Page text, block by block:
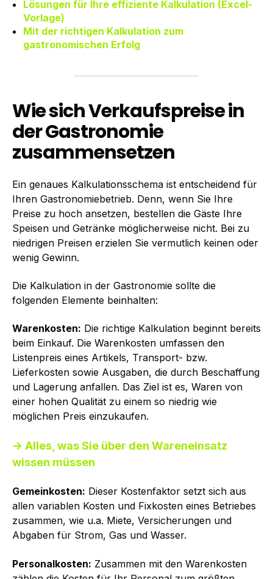
Lösungen für Ihre effiziente Kalkulation (Excel-
Vorlage)
Mit der richtigen Kalkulation zum
gastronomischen Erfolg
Wie sich Verkaufspreise in
der Gastronomie
zusammensetzen
Ein genaues Kalkulationsschema ist entscheidend für
Ihren Gastronomiebetrieb. Denn, wenn Sie Ihre
Preise zu hoch ansetzen, bestellen die Gäste Ihre
Speisen und Getränke möglicherweise nicht. Bei zu
niedrigen Preisen erzielen Sie vermutlich keinen oder
wenig Gewinn.
Die Kalkulation in der Gastronomie sollte die
folgenden Elemente beinhalten:
Warenkosten: Die richtige Kalkulation beginnt bereits
beim Einkauf. Die Warenkosten umfassen den
Listenpreis eines Artikels, Transport- bzw.
Lieferkosten sowie Ausgaben, die durch Beschaffung
und Lagerung anfallen. Das Ziel ist es, Waren von
einer hohen Qualität zu einem so niedrig wie
möglichen Preis einzukaufen.
→ Alles, was Sie über den Wareneinsatz
wissen müssen
Gemeinkosten: Dieser Kostenfaktor setzt sich aus
allen variablen Kosten und Fixkosten eines Betriebes
zusammen, wie u.a. Miete, Versicherungen und
Abgaben für Strom, Gas und Wasser.
Personalkosten: Zusammen mit den Warenkosten